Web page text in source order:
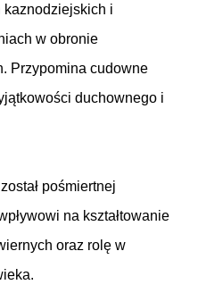
i
w obronie
Przypomina cudowne
duchownego i
pośmiertnej
na kształtowanie
oraz rolę w